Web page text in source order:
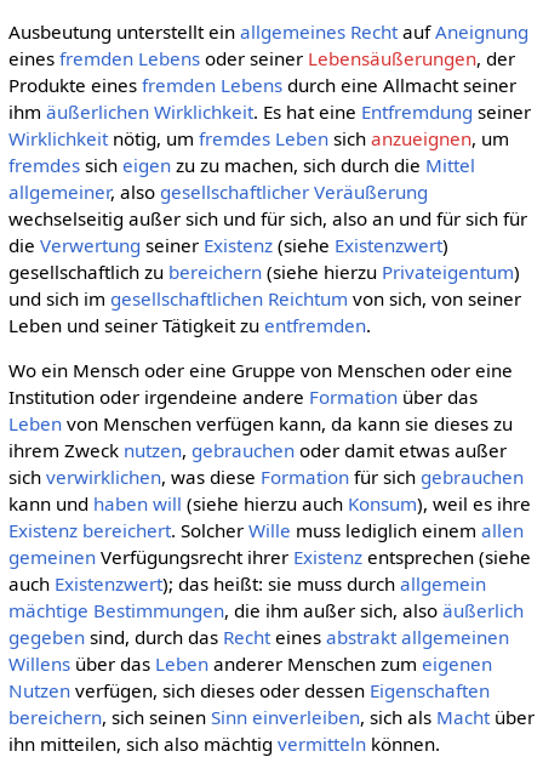
Ausbeutung unterstellt ein allgemeines RechtaufAneignung
eines fremden Lebensoder seiner Lebensäußerungen, der
Produkte eines fremden Lebensdurch eine Allmacht seiner
ihm äußerlichen Wirklichkeit. Es hat eine Entfremdung seiner
Wirklichkeitnötig, um fremdes Lebensich anzueignen, um
fremdessich eigenzu zu machen, sich durch die Mittel
allgemeiner, also gesellschaftlicher Veräußerung
wechselseitig außer sich und für sich, also an und für sich für
die Verwertung seiner Existenz(siehe Existenzwert)
gesellschaftlich zu bereichern(siehe hierzu Privateigentum)
und sich im gesellschaftlichen Reichtum von sich, von seiner
Leben und seiner Tätigkeit zu entfremden.
Wo ein Mensch oder eine Gruppe von Menschen oder eine
Institution oder irgendeine andere Formationüber das
Lebenvon Menschen verfügen kann, da kann sie dieses zu
ihrem Zweck nutzen, gebrauchenoder damit etwas außer
sich verwirklichen, was diese Formationfür sich gebrauchen
kann und haben will (siehe hierzu auch Konsum), weil es ihre
Existenz bereichert. Solcher Wille muss lediglich einem allen
gemeinenVerfügungsrecht ihrer Existenzentsprechen (siehe
auch Existenzwert); das heißt: sie muss durch allgemein
mächtige Bestimmungen, die ihm außer sich, also äußerlich
gegebensind, durch das Rechteines abstrakt allgemeinen
Willensüber das Lebenanderer Menschen zum eigenen
Nutzenverfügen, sich dieses oder dessen Eigenschaften
bereichern, sich seinen Sinn einverleiben, sich als Machtüber
ihn mitteilen, sich also mächtig vermittelnkönnen.